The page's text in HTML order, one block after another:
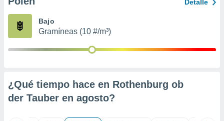
publicidad
Detalle
Bajo
Gramíneas (10 #/m³)
¿Qué tiempo hace en Rothenburg ob
der Tauber en agosto?